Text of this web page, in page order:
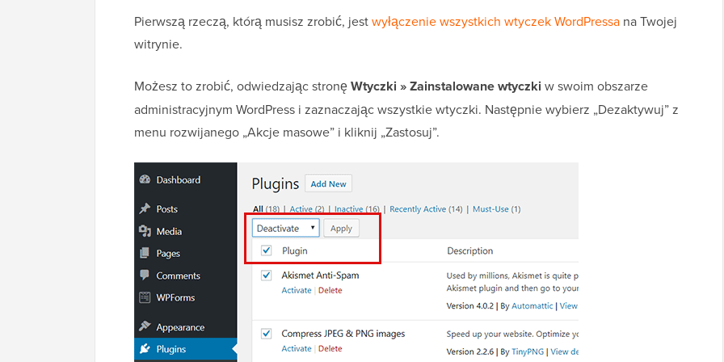
Pierwszą rzeczą, którą musisz zrobić, jestwyłączenie wszystkich wtyczek WordPressa na Twojej
witrynie.
Możesz to zrobić, odwiedzając stronęWtyczki » Zainstalowane wtyczki w swoim obszarze
administracyjnym WordPress i zaznaczając wszystkie wtyczki. Następnie wybierz „Dezaktywuj” z
menu rozwijanego „Akcje masowe” i kliknij „Zastosuj”.